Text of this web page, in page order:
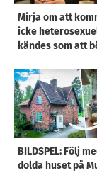
Mirja om att
icke
kändes som att
BILDSPEL: Följ
dolda huset på